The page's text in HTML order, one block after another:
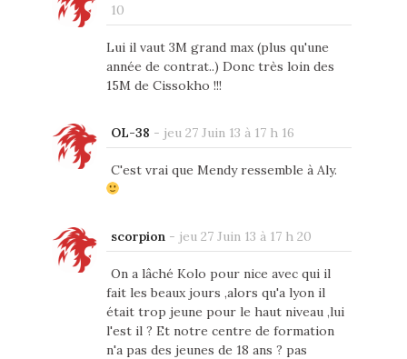
10
Lui il vaut 3M grand max (plus qu'une
année de contrat..) Donc très loin des
15M de Cissokho !!!
OL-38 - jeu 27 Juin 13 à 17 h 16
C'est vrai que Mendy ressemble à Aly.
scorpion- jeu 27 Juin 13 à 17 h 20
On a lâché Kolo pour nice avec qui il
fait les beaux jours ,alors qu'a lyon il
était trop jeune pour le haut niveau ,lui
l'est il ? Et notre centre de formation
n'a pas des jeunes de 18 ans ? pas